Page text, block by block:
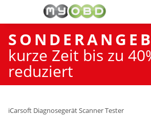
kurze Zeit bis zu
reduziert
iCarsoft Diagnosegerät Scanner Tester